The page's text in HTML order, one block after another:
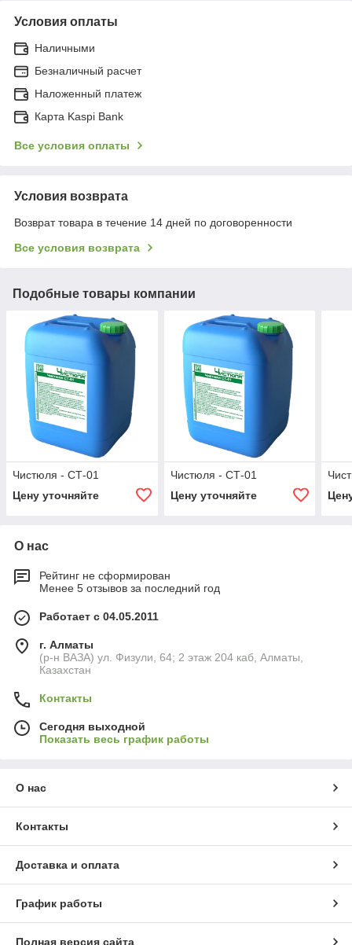
Условия оплаты
Наличными
Безналичный расчет
Наложенный платеж
Карта Kaspi Bank
Все условия оплаты
Условия возврата
Возврат товара в течение 14 дней по договоренности
Все условия возврата
Подобные товары компании
Чистюля - СТ-01
Цену уточняйте
Чистюля - СТ-01
Цену уточняйте
О нас
Рейтинг не сформирован
Менее 5 отзывов за последний год
Работает с 04.05.2011
г. Алматы
(р-н ВАЗА) ул. Физули, 64; 2 этаж 204 каб, Алматы,
Казахстан
Контакты
Сегодня выходной
Показать весь график работы
О нас
Контакты
Доставка и оплата
График работы
Полная версия сайта